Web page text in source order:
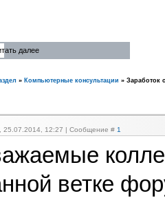
далее
» Компьютерные консультации » Заработок
25.07.2014, 12:27 | Сообщение # 1
ветке